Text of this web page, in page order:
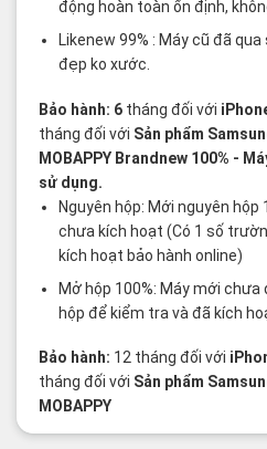
động hoàn toàn ổn định,
Likenew 99% : Máy cũ đã
đẹp ko xước.
Bảo hành: 6 tháng đối với
tháng đối với Sản phẩm
MOBAPPY Brandnew 100% -
sử dụng.
Nguyên hộp: Mới nguyên hộp
chưa kích hoạt (Có 1 số
kích hoạt bảo hành online)
Mở hộp 100%: Máy mới
hộp để kiểm tra và đã kích
Bảo hành: 12 tháng đối với
tháng đối với Sản phẩm
MOBAPPY